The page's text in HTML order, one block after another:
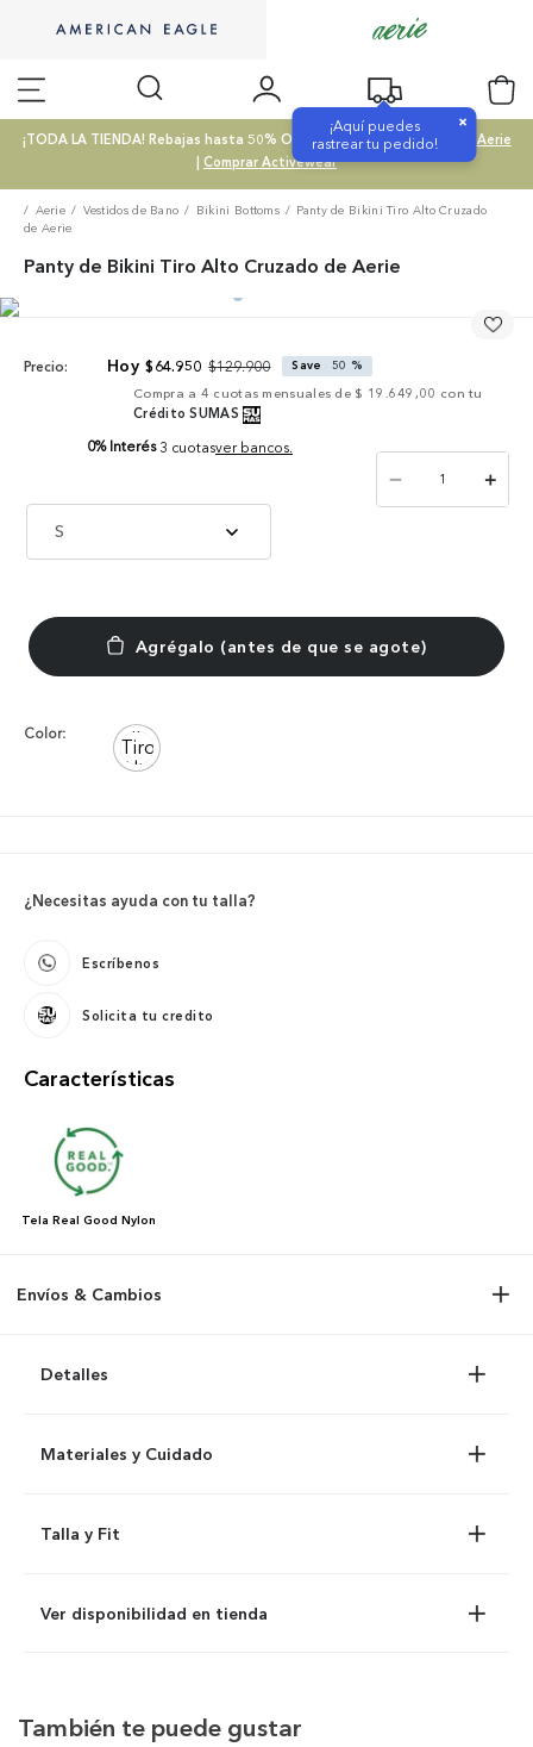
¡Aquí puedes
rastrear tu pedido!
×
¡TODA LA TIENDA! Rebajas hasta 50% OFF |Comprar SALE|Comprar Aerie
| Comprar Activewear
Aerie Vestidos de Bano Bikini Bottoms
Panty de Bikini Tiro Alto Cruzado
de Aerie
Panty de Bikini Tiro Alto Cruzado de Aerie
Precio: $64.950 $129.900 Save 50 %
Compra a 4 cuotas mensuales de $ 19.649,00 con tu
Crédito SUMAS
0% Interés 3 cuotasver bancos.
S
＋
－
Color:
¿Necesitas ayuda con tu talla?
Escríbenos
Solicita tu credito
Características
Tela Real Good Nylon
Envíos & Cambios
Detalles
Materiales y Cuidado
Talla y Fit
Ver disponibilidad en tienda
También te puede gustar